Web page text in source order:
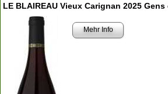
LE BLAIREAU Vieux Carignan 2025 Gens
Mehr Info